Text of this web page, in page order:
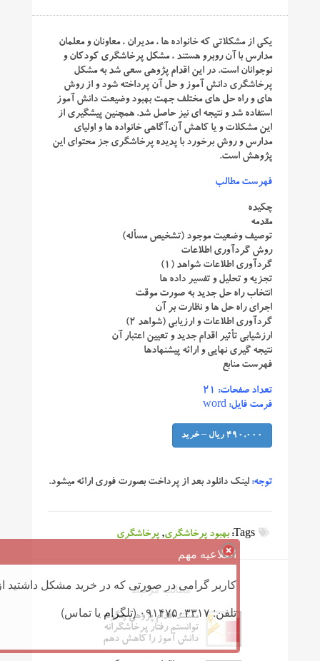
یکی از مشکلاتی که خانواده ها ، مدیران ، معاونان و معلمان
مدارس با آن روبرو هستند ، مشکل پرخاشگری کودکان و
نوجوانان است. در این اقدام پژوهی سعی شد به مشکل
پرخاشگری دانش آموز و حل آن پرداخته شود و از روش
های و راه حل های مختلف جهت بهبود وضیعت دانش آموز
استفاده شد و نتیجه ای نیز حاصل شد. همچنین پیشگیری از
این مشکلات و یا کاهش آن،آگاهی خانواده ها و اولیای
مدارس و روش برخورد با پدیده پرخاشگری جز محتوای این
پژوهش است.
فهرست مطالب
چکیده
مقدمه
توصیف وضعیت موجود (تشخیص مسأله)
روش گردآوری اطلاعات
گردآوری اطلاعات شواهد (۱)
تجزیه و تحلیل و تفسیر داده ها
انتخاب راه حل جدید به صورت موقت
اجرای راه حل ها و نظارت بر آن
گردآوری اطلاعات و ارزیابی (شواهد ۲)
ارزشیابی تأثیر اقدام جدید و تعیین اعتبار آن
نتیجه گیری نهایی و ارائه پیشنهادها
فهرست منابع
تعداد صفحات: ۲۱
فرمت فایل: word
490,000 ریال – خرید
توجه: لینک دانلود بعد از پرداخت بصورت فوری ارائه میشود.
Tags: بهبود پرخاشگری,پرخاشگری
مطالب مرتبط
مستند اقدام پژوهی چگونه
توانستم رفتار پرخاشگرانه
دانش آموز را کاهش دهم
اطلاعیه مهم
کاربر گرامی در صورتی که در خرید مشکل داشتید
تلفن: ۰۹۱۴۷۵۰۳۳۱۷ (تلگرام یا تماس)